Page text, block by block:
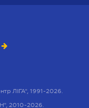
ЛІГА", 1991-2026.
2010-2026.